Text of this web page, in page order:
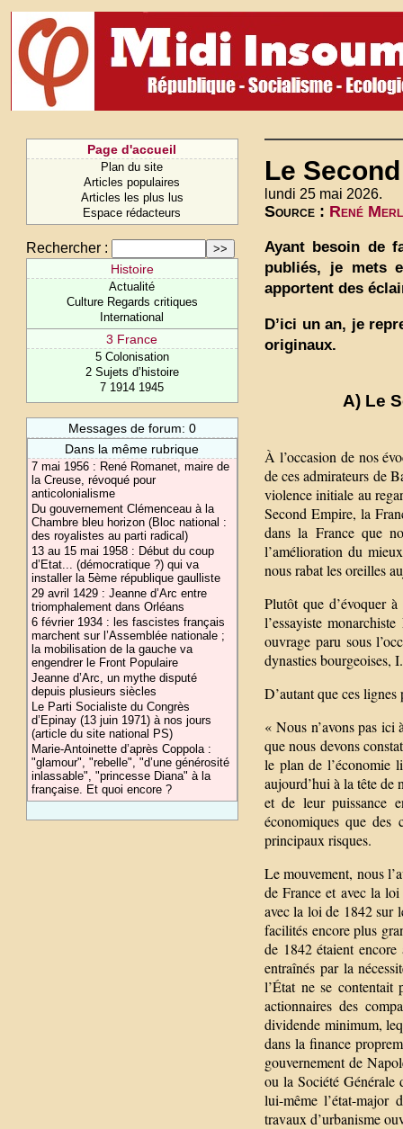
Page d'accueil
Plan du site
Articles populaires
Articles les plus lus
Espace rédacteurs
Rechercher :
Histoire
Actualité
Culture Regards critiques
International
3 France
5 Colonisation
2 Sujets d’histoire
7 1914 1945
Messages de forum: 0
Dans la même rubrique
7 mai 1956 : René Romanet, maire de
la Creuse, révoqué pour
anticolonialisme
Du gouvernement Clémenceau à la
Chambre bleu horizon (Bloc national :
des royalistes au parti radical)
13 au 15 mai 1958 : Début du coup
d’Etat... (démocratique ?) qui va
installer la 5ème république gaulliste
29 avril 1429 : Jeanne d’Arc entre
triomphalement dans Orléans
6 février 1934 : les fascistes français
marchent sur l’Assemblée nationale ;
la mobilisation de la gauche va
engendrer le Front Populaire
Jeanne d’Arc, un mythe disputé
depuis plusieurs siècles
Le Parti Socialiste du Congrès
d’Epinay (13 juin 1971) à nos jours
(article du site national PS)
Marie-Antoinette d’après Coppola :
"glamour", "rebelle", "d’une générosité
inlassable", "princesse Diana" à la
française. Et quoi encore ?
Le
lundi 25 mai 2026.
Source : René
Ayant besoin de
publiés, je mets
apportent des
D’ici un an, je
originaux.
A) Le
À l’occasion de nos
de ces admirateurs de
violence initiale au
Second Empire, la
dans la France que
l’amélioration du
nous rabat les oreilles
Plutôt que d’évoquer
l’essayiste
ouvrage paru sous
dynasties bourgeoises,
D’autant que ces
« Nous n’avons pas ici
que nous devons
le plan de l’économie
aujourd’hui à la tête de
et de leur puissance
économiques que des
principaux risques.
Le mouvement, nous
de France et avec la
avec la loi de 1842 sur
facilités encore plus
de 1842 étaient
entraînés par la
l’État ne se contentait
actionnaires des
dividende minimum,
dans la finance
gouvernement de
ou la Société
lui-même l’état-major
travaux d’urbanisme